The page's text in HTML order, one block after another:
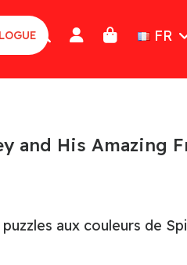
FR
and His Amazing
aux couleurs de